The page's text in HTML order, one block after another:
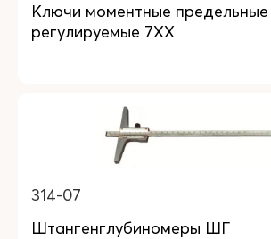
Ключи моментные предельные
регулируемые 7ХХ
314-07
Штангенглубиномеры ШГ